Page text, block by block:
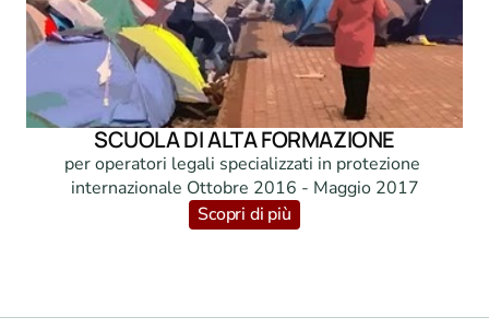
SCUOLA DI ALTA FORMAZIONE
per operatori legali specializzati in protezione
internazionale Ottobre 2016 - Maggio 2017
Scopri di più